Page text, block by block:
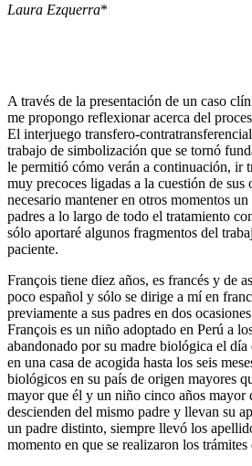
Laura Ezquerra*
A través de la presentación de un caso
me propongo reflexionar acerca del
El interjuego transfero-
trabajo de simbolización que se tornó
le permitió cómo verán a continuación, ir
muy precoces ligadas a la cuestión de
necesario mantener en otros momentos
padres a lo largo de todo el tratamiento
sólo aportaré algunos fragmentos del
paciente.
François tiene diez años, es francés y de
poco español y sólo se dirige a mí en
previamente a sus padres en dos
François es un niño adoptado en Perú a
abandonado por su madre biológica el
en una casa de acogida hasta los seis
biológicos en su país de origen mayores
mayor que él y un niño cinco años mayor
descienden del mismo padre y llevan su
un padre distinto, siempre llevó los
momento en que se realizaron los